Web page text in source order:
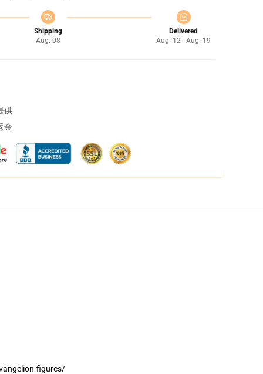
Shipping
Aug. 08
Delivered
Aug. 12 - Aug. 19
供
金
figures/